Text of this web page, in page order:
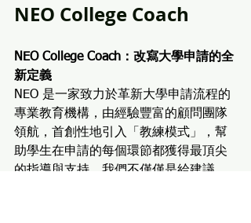
NEO College Coach
NEO College Coach：改寫大學申請的全
新定義
NEO 是一家致力於革新大學申請流程的
專業教育機構，由經驗豐富的顧問團隊
領航，首創性地引入「教練模式」，幫
助學生在申請的每個環節都獲得最頂尖
的指導與支持。我們不僅僅是給建議，